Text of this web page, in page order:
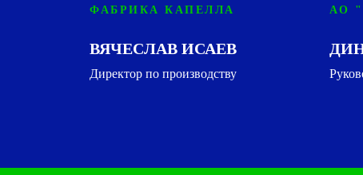
ФАБРИКА КАПЕЛЛА
ВЯЧЕСЛАВ ИСАЕВ
Директор по производству
АО